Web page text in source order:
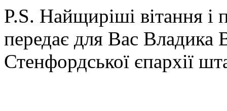
P.S. Найщиріші вітання і
передає для Вас Владика
Стенфордської єпархії